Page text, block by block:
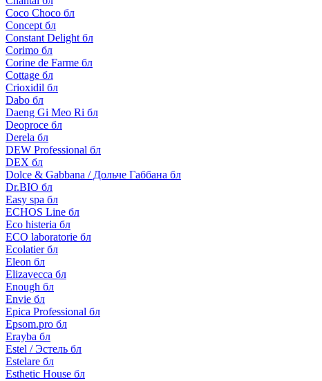
Coco Choco бл
Concept бл
Constant Delight бл
Corimo бл
Corine de Farme бл
Cottage бл
Crioxidil бл
Dabo бл
Daeng Gi Meo Ri бл
Deoproce бл
Derela бл
DEW Professional бл
DEX бл
Dolce & Gabbana / Дольче Габбана бл
Dr.BIO бл
Easy spa бл
ECHOS Line бл
Eco histeria бл
ECO laboratorie бл
Ecolatier бл
Eleon бл
Elizavecca бл
Enough бл
Envie бл
Epica Professional бл
Epsom.pro бл
Erayba бл
Estel / Эстель бл
Estelare бл
Esthetic House бл